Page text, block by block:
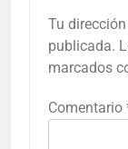
Tu
publicada.
marcados
Comentario